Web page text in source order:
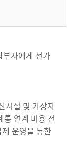
부자에게 전가
시설 및 가상자
통 연계 비용 전
운영을 통한